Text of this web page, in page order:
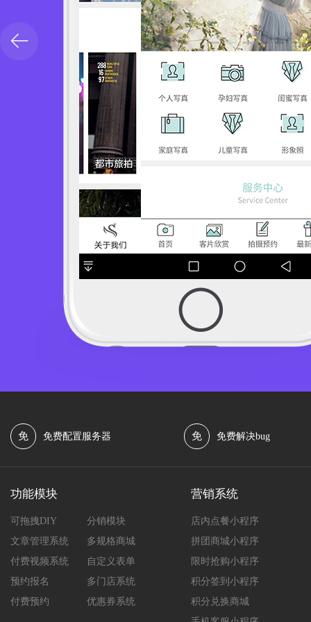
免 免费配置服务器 免 免费解决bug
功能模块
可拖拽DIY
分销模块
文章管理系统
多规格商城
付费视频系统
自定义表单
预约报名
多门店系统
付费预约
优惠券系统
营销系统
店内点餐小程序
拼团商城小程序
限时抢购小程序
积分签到小程序
积分兑换商城